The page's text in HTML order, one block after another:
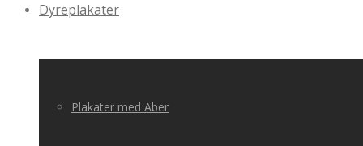
Dyreplakater
Plakater med Aber